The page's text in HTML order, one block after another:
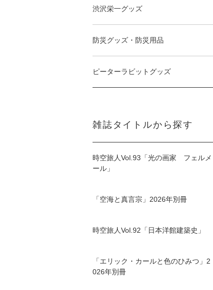
渋沢栄一グッズ
防災グッズ・防災用品
ピーターラビットグッズ
雑誌タイトルから探す
時空旅人Vol.93「光の画家 フェルメ
ール」
「空海と真言宗」2026年別冊
時空旅人Vol.92「日本洋館建築史」
「エリック・カールと色のひみつ」2
026年別冊